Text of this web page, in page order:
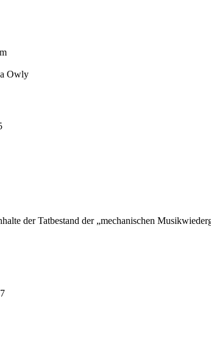
Owly
der Tatbestand der „mechanischen